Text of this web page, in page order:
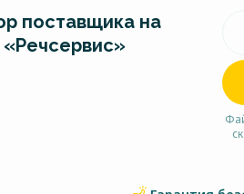
поставщика на